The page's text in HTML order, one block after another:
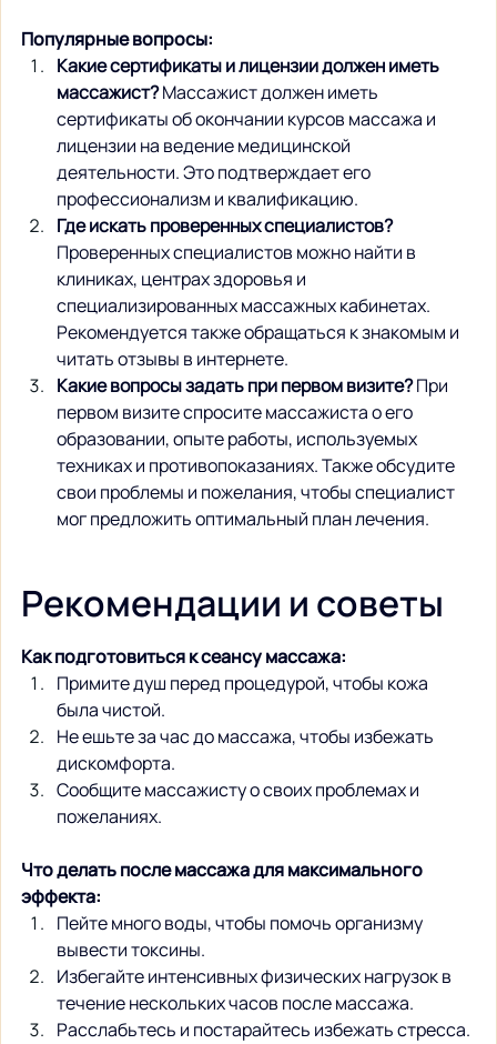
Популярные вопросы:
Какие сертификаты и лицензии должен иметь
массажист? Массажист должен иметь
сертификаты об окончании курсов массажа и
лицензии на ведение медицинской
деятельности. Это подтверждает его
профессионализм и квалификацию.
Где искать проверенных специалистов?
Проверенных специалистов можно найти в
клиниках, центрах здоровья и
специализированных массажных кабинетах.
Рекомендуется также обращаться к знакомым и
читать отзывы в интернете.
Какие вопросы задать при первом визите? При
первом визите спросите массажиста о его
образовании, опыте работы, используемых
техниках и противопоказаниях. Также обсудите
свои проблемы и пожелания, чтобы специалист
мог предложить оптимальный план лечения.
Рекомендации и советы
Как подготовиться к сеансу массажа:
Примите душ перед процедурой, чтобы кожа
была чистой.
Не ешьте за час до массажа, чтобы избежать
дискомфорта.
Сообщите массажисту о своих проблемах и
пожеланиях.
Что делать после массажа для максимального
эффекта:
Пейте много воды, чтобы помочь организму
вывести токсины.
Избегайте интенсивных физических нагрузок в
течение нескольких часов после массажа.
Расслабьтесь и постарайтесь избежать стресса.